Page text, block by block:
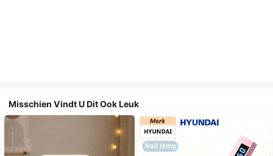
Misschien Vindt U Dit Ook Leuk